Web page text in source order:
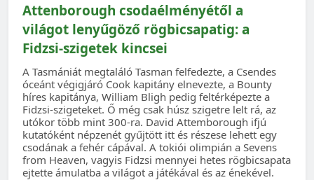
Attenborough csodaélményétől a
világot lenyűgöző rögbicsapatig: a
Fidzsi-szigetek kincsei
A Tasmániát megtaláló Tasman felfedezte, a Csendes
óceánt végigjáró Cook kapitány elnevezte, a Bounty
híres kapitánya, William Bligh pedig feltérképezte a
Fidzsi-szigeteket. Ő még csak húsz szigetre lelt rá, az
utókor több mint 300-ra. David Attemborough ifjú
kutatóként népzenét gyűjtött itt és részese lehett egy
csodának a fehér cápával. A tokiói olimpián a Sevens
from Heaven, vagyis Fidzsi mennyei hetes rögbicsapata
ejtette ámulatba a világot a játékával és az énekével.